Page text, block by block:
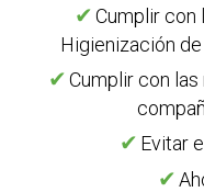
Cumplir con
Higienización
Cumplir con
Evitar